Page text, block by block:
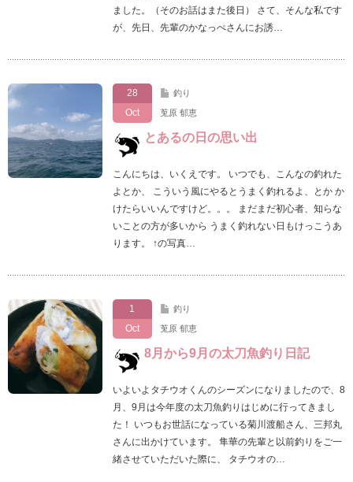
ました。（そのお話はまた後日） さて、そんな私です
が、先日、先輩のかなっぺさんにお誘…
28
Oct
釣り
莵原 郁恵
とあるの日の思い出
こんにちは、いくえです。 いつでも、こんなの釣れた
よとか、 こういう風にやるとうまく釣れるよ、とか か
けたらいいんですけど。。。 まだまだ初心者、知らな
いことの方が多いから うまく釣れない日もけっこうあ
ります。 ↑の写真…
1
Oct
釣り
莵原 郁恵
8月から9月の太刀魚釣り日記
いよいよタチウオくんのシーズンになりましたので、8
月、9月は今年度の太刀魚釣りはじめに行ってきまし
た！ いつもお世話になっている菊川渡船さん、三邦丸
さんに出かけています。 隼華の先輩と以前釣りをご一
緒させていただいた際に、 タチウオの…